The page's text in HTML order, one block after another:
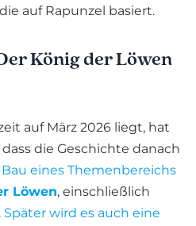
auf Rapunzel basiert.
König der Löwen
auf März 2026 liegt, hat
die Geschichte danach
Bau eines Themenbereichs
Löwen, einschließlich
Später wird es auch eine